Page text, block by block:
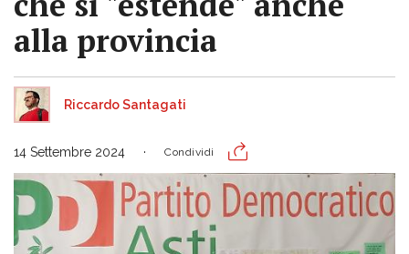
alla provincia
Riccardo Santagati
14 Settembre 2024 Condividi